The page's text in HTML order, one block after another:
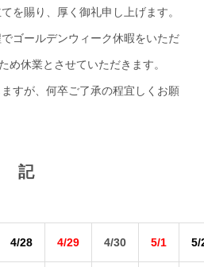
を賜り、厚く御礼申し上げます。
ゴールデンウィーク休暇をいただ
め休業とさせていただきます。
すが、何卒ご了承の程宜しくお願
記
4/28 4/29 4/30 5/1 5/